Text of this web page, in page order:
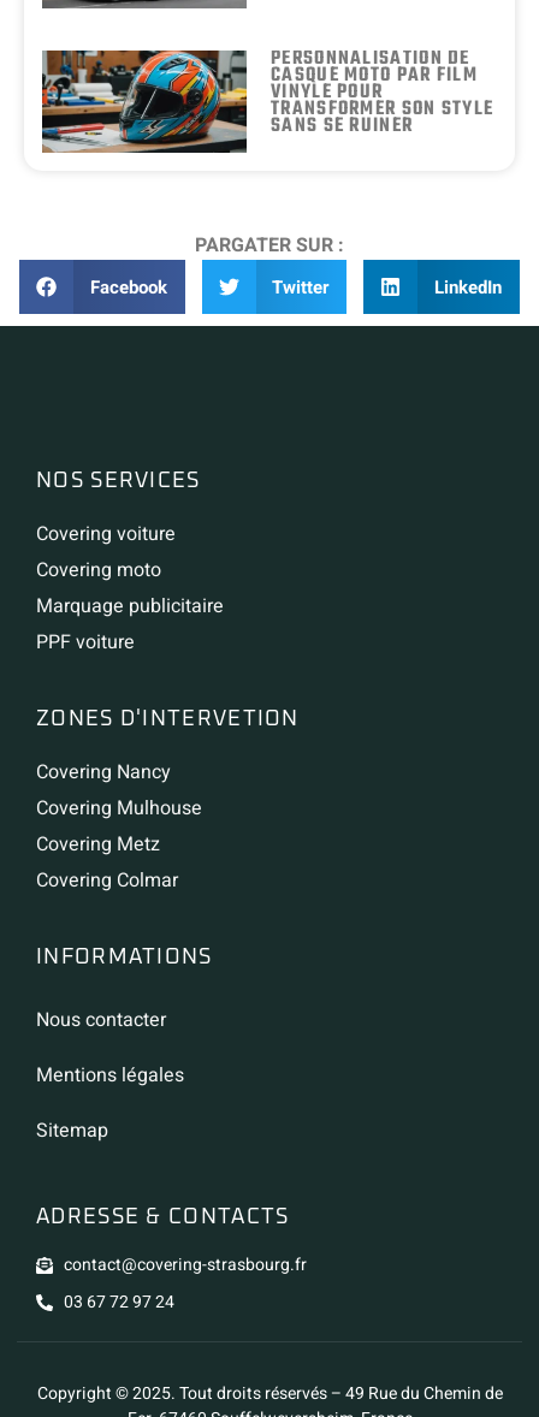
PERSONNALISATION DE
CASQUE MOTO PAR FILM
VINYLE POUR
TRANSFORMER SON STYLE
SANS SE RUINER
PARGATER SUR :
Facebook Twitter LinkedIn
NOS SERVICES
Covering voiture
Covering moto
Marquage publicitaire
PPF voiture
ZONES D'INTERVETION
Covering Nancy
Covering Mulhouse
Covering Metz
Covering Colmar
INFORMATIONS
Nous contacter
Mentions légales
Sitemap
ADRESSE & CONTACTS
contact@covering-strasbourg.fr
03 67 72 97 24
Copyright © 2025. Tout droits réservés – 49 Rue du Chemin de